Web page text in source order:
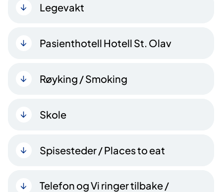
Legevakt
Pasienthotell Hotell St. Olav
Røyking / Smoking
Skole
Spisesteder / Places to eat
Telefon og Vi ringer tilbake /